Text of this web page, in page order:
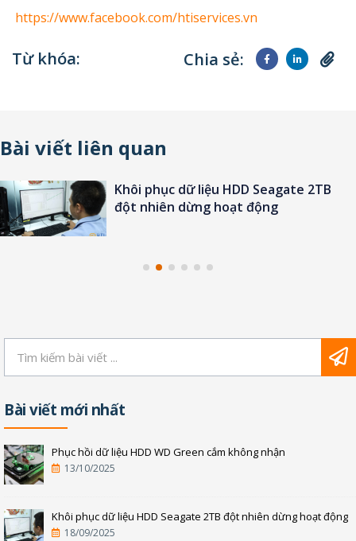
https://www.facebook.com/htiservices.vn
Từ khóa: Chia sẻ:
Bài viết liên quan
Khôi phục dữ liệu HDD Seagate 2TB
đột nhiên dừng hoạt động
Bài viết mới nhất
Phục hồi dữ liệu HDD WD Green cắm không nhận
13/10/2025
Khôi phục dữ liệu HDD Seagate 2TB đột nhiên dừng hoạt động
18/09/2025